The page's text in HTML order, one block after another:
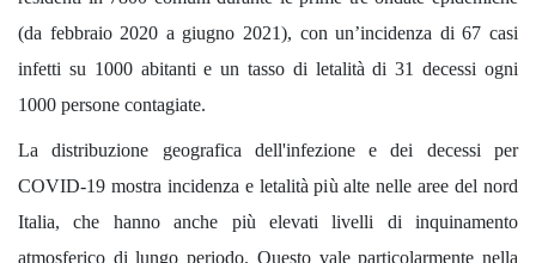
(da febbraio 2020 a giugno 2021), con un’incidenza di 67 casi
infetti su 1000 abitanti e un tasso di letalità di 31 decessi ogni
1000 persone contagiate.
La distribuzione geografica dell'infezione e dei decessi per
COVID-19 mostra incidenza e letalità più alte nelle aree del nord
Italia, che hanno anche più elevati livelli di inquinamento
atmosferico di lungo periodo. Questo vale particolarmente nella